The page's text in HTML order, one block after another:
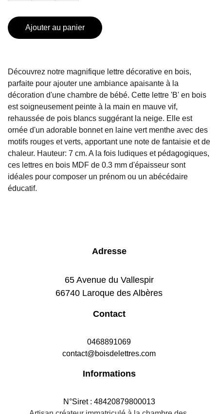
Ajouter au panier
Découvrez notre magnifique lettre décorative en bois,
parfaite pour ajouter une ambiance apaisante à la
décoration d'une chambre de bébé. Cette lettre 'B' en bois
est soigneusement peinte à la main en mauve vif,
rehaussée de pois blancs suggérant la neige. Elle est
ornée d'un adorable bonnet en laine vert menthe avec des
motifs rouges et verts, apportant une note de fantaisie et de
chaleur. Hauteur: 7 cm. A la fois ludiques et pédagogiques,
ces lettres en bois MDF de 0.3 mm d'épaisseur sont
idéales pour composer un prénom ou un abécédaire
éducatif.
Adresse
65 Avenue du Vallespir
66740 Laroque des Albères
Contact
0468891069
contact@boisdelettres.com
Informations
N°Siret : 48420879800013